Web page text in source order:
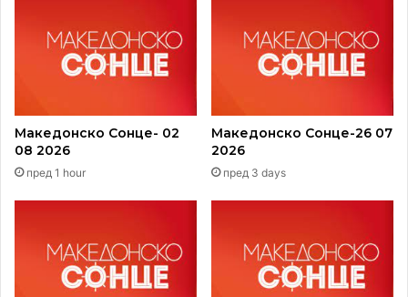
Македонско Сонце- 02
08 2026
пред 1 hour
Македонско Сонце-26 07
2026
пред 3 days